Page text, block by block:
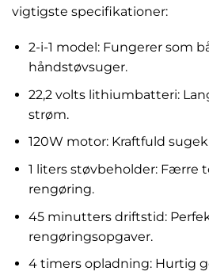
vigtigste specifikationer:
2-i-1 model: Fungerer som
håndstøvsuger.
22,2 volts lithiumbatteri:
strøm.
120W motor: Kraftfuld
1 liters støvbeholder: Færre
rengøring.
45 minutters driftstid:
rengøringsopgaver.
4 timers opladning: Hurtig